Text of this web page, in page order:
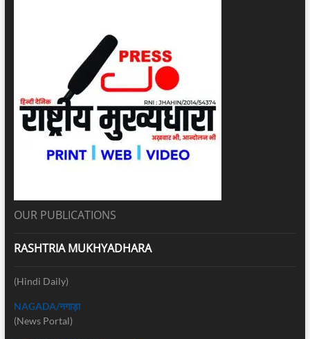
OUR PUBLICATIONS
RASHTRIA MUKHYADHARA
(Hindi Daily)
NAGADA/नगाड़ा
(News Portal)